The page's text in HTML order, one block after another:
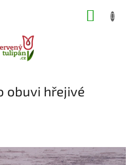
obuvi hřejivé